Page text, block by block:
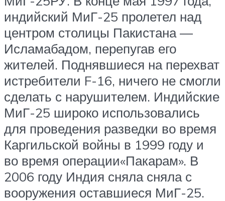
индийский МиГ-25 пролетел над
центром столицы Пакистана —
Исламабадом, перепугав его
жителей. Поднявшиеся на перехват
истребители F-16, ничего не смогли
сделать с нарушителем. Индийские
МиГ-25 широко использовались
для проведения разведки во время
Каргильской войны в 1999 году и
во время операции«Пакарам». В
2006 году Индия сняла сняла с
вооружения оставшиеся МиГ-25.